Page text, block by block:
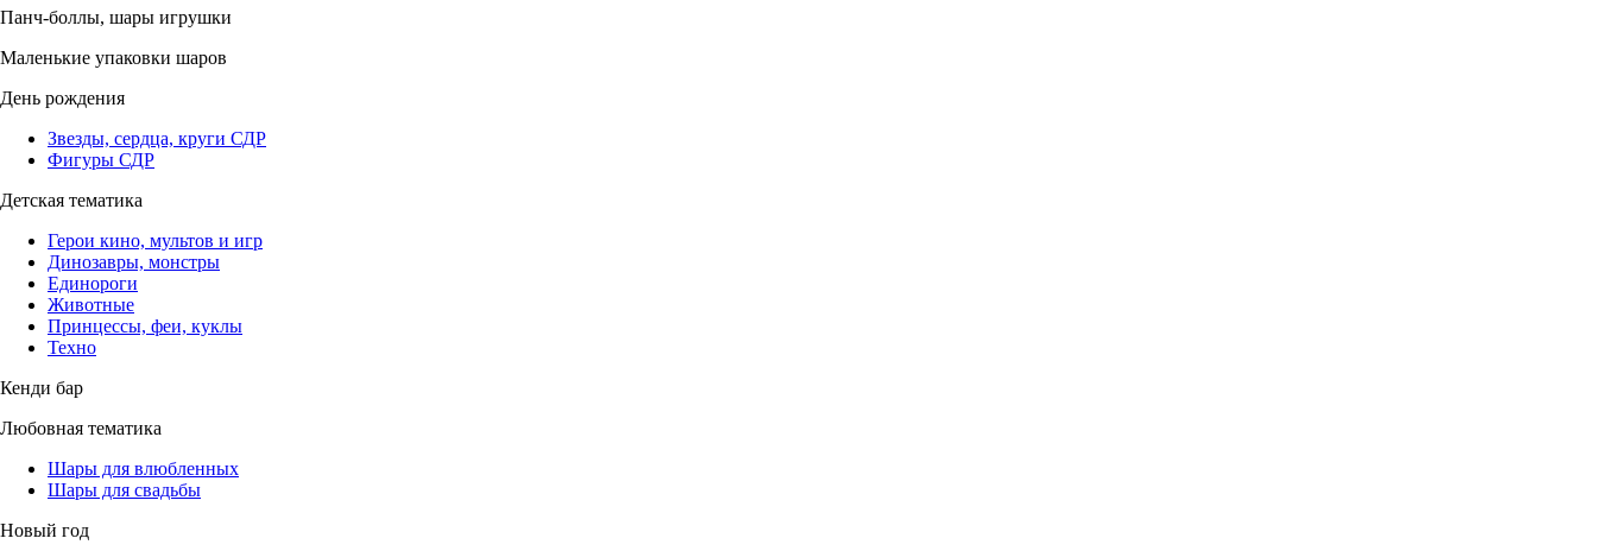
Панч-боллы, шары игрушки
Маленькие упаковки шаров
День рождения
Звезды, сердца, круги СДР
Фигуры СДР
Детская тематика
Герои кино, мультов и игр
Динозавры, монстры
Единороги
Животные
Принцессы, феи, куклы
Техно
Кенди бар
Любовная тематика
Шары для влюбленных
Шары для свадьбы
Новый год